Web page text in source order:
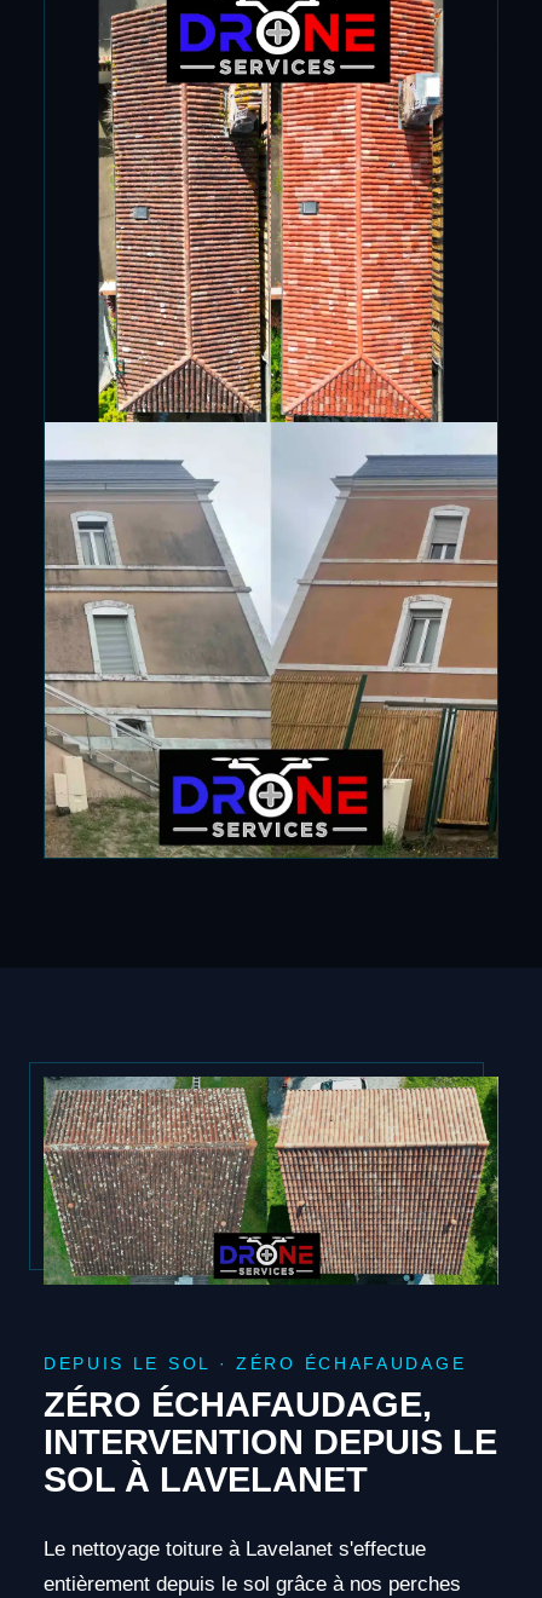
DEPUIS LE SOL · ZÉRO ÉCHAFAUDAGE
ZÉRO ÉCHAFAUDAGE,
INTERVENTION DEPUIS LE
SOL À LAVELANET
Le nettoyage toiture à Lavelanet s'effectue
entièrement depuis le sol grâce à nos perches